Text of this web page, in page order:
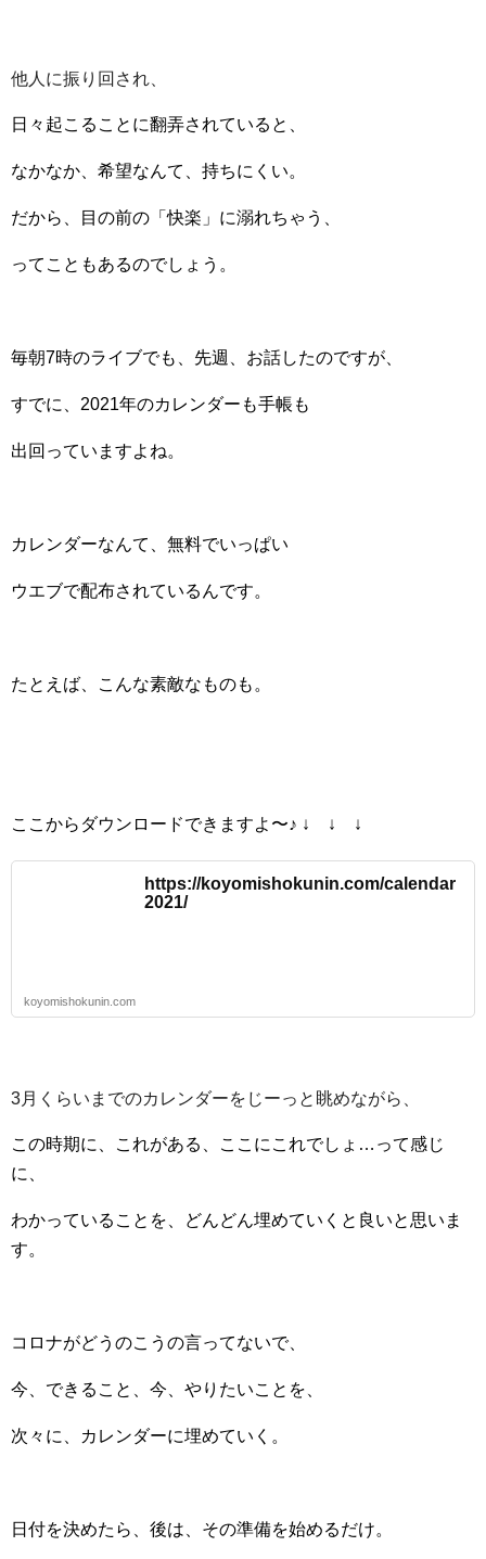
他人に振り回され、
日々起こることに翻弄されていると、
なかなか、希望なんて、持ちにくい。
だから、目の前の「快楽」に溺れちゃう、
ってこともあるのでしょう。
毎朝7時のライブでも、先週、お話したのですが、
すでに、2021年のカレンダーも手帳も
出回っていますよね。
カレンダーなんて、無料でいっぱい
ウエブで配布されているんです。
たとえば、こんな素敵なものも。
ここからダウンロードできますよ〜♪ ↓ ↓ ↓
https://koyomishokunin.com/calendar
2021/
koyomishokunin.com
3月くらいまでのカレンダーをじーっと眺めながら、
この時期に、これがある、ここにこれでしょ…って感じ
に、
わかっていることを、どんどん埋めていくと良いと思いま
す。
コロナがどうのこうの言ってないで、
今、できること、今、やりたいことを、
次々に、カレンダーに埋めていく。
日付を決めたら、後は、その準備を始めるだけ。